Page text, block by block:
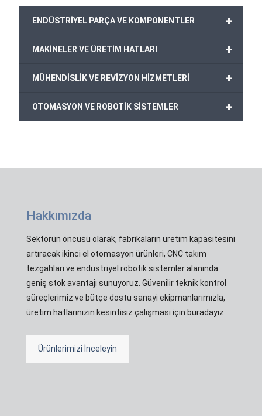
+
ENDÜSTRİYEL PARÇA VE KOMPONENTLER
+
MAKİNELER VE ÜRETİM HATLARI
+
MÜHENDİSLİK VE REVİZYON HİZMETLERİ
+
OTOMASYON VE ROBOTİK SİSTEMLER
Hakkımızda
Sektörün öncüsü olarak, fabrikaların üretim kapasitesini
artıracak ikinci el otomasyon ürünleri, CNC takım
tezgahları ve endüstriyel robotik sistemler alanında
geniş stok avantajı sunuyoruz. Güvenilir teknik kontrol
süreçlerimiz ve bütçe dostu sanayi ekipmanlarımızla,
üretim hatlarınızın kesintisiz çalışması için buradayız.
Ürünlerimizi İnceleyin